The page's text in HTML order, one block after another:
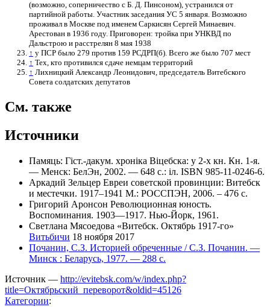
(возможно, соперничество с Б. Д. Пинсоном), устранился от
партийной работы. Участник заседания УС 5 января. Возможно
проживал в Москве под именем Саркисян Сергей Минаевич.
Арестован в 1936 году. Приговорен: тройка при УНКВД по
Дальстрою и расстрелян 8 мая 1938
↑ у ПСР было 279 против 159 РСДРП(б). Всего же было 707 мест
↑ Тех, кто противился сдаче немцам территорий
↑ Лихницкий Александр Леонидович, председатель Витебского
Совета солдатских депутатов
См. также
Источники
Памяць: Гіст.-дакум. хроніка Віцебска: у 2-х кн. Кн. 1-я.
— Менск: БелЭн, 2002. — 648 с.: іл. ISBN 985-11-0246-6.
Аркадий Зельцер Евреи советской провинции: Витебск
и местечки. 1917–1941 М.: РОССПЭН, 2006. – 476 с.
Григорий Аронсон Революционная юность.
Воспоминания. 1903—1917. Нью-Йорк, 1961.
Светлана Мясоедова «Витебск. Октябрь 1917-го»
Витьбичи 18 ноября 2017
Почанин, С.З. Историей обреченные / С.З. Почанин. —
Минск : Беларусь, 1977. — 288 с.
Источник — http://evitebsk.com/w/index.php?
title=Октябрьский_переворот&oldid=45126
Категории: